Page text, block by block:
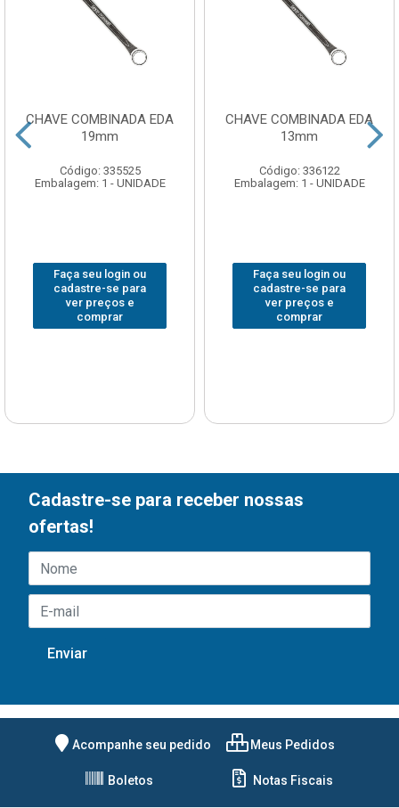
CHAVE COMBINADA EDA
19mm
Código: 335525
Embalagem: 1 - UNIDADE
Faça seu login ou
cadastre-se para
ver preços e
comprar
CHAVE COMBINADA EDA
13mm
Código: 336122
Embalagem: 1 - UNIDADE
Faça seu login ou
cadastre-se para
ver preços e
comprar
Cadastre-se para receber nossas
ofertas!
Acompanhe seu pedido Meus Pedidos
Boletos Notas Fiscais